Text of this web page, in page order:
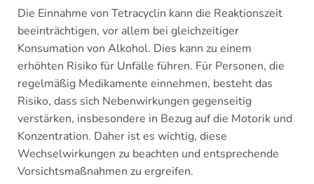
Die Einnahme von Tetracyclin kann die Reaktionszeit
beeinträchtigen, vor allem bei gleichzeitiger
Konsumation von Alkohol. Dies kann zu einem
erhöhten Risiko für Unfälle führen. Für Personen, die
regelmäßig Medikamente einnehmen, besteht das
Risiko, dass sich Nebenwirkungen gegenseitig
verstärken, insbesondere in Bezug auf die Motorik und
Konzentration. Daher ist es wichtig, diese
Wechselwirkungen zu beachten und entsprechende
Vorsichtsmaßnahmen zu ergreifen.